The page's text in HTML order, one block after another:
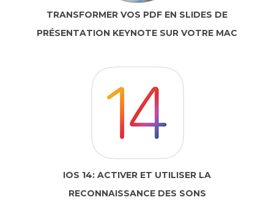
TRANSFORMER VOS PDF EN SLIDES DE
PRÉSENTATION KEYNOTE SUR VOTRE MAC
IOS 14: ACTIVER ET UTILISER LA
RECONNAISSANCE DES SONS